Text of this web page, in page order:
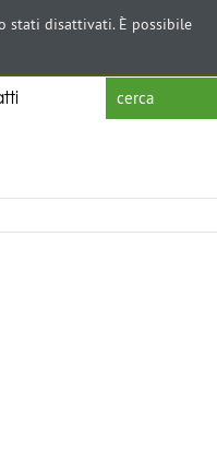
Select Language ▼
stati disattivati. È possibile